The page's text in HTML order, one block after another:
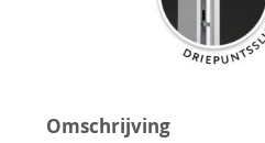
naar
Omschrijving